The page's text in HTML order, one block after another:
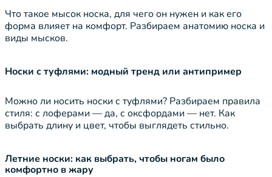
Что такое мысок носка, для чего он нужен и как его
форма влияет на комфорт. Разбираем анатомию носка и
виды мысков.
Носки с туфлями: модный тренд или антипример
Можно ли носить носки с туфлями? Разбираем правила
стиля: с лоферами — да, с оксфордами — нет. Как
выбрать длину и цвет, чтобы выглядеть стильно.
Летние носки: как выбрать, чтобы ногам было
комфортно в жару